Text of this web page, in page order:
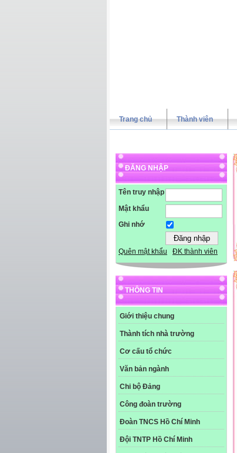
Trang chủ Thành viên
ĐĂNG NHẬP
Tên truy nhập
Mật khẩu
Ghi nhớ
Quên mật khẩu ĐK thành viên
THÔNG TIN
Giới thiệu chung
Thành tích nhà trường
Cơ cấu tổ chức
Văn bản ngành
Chi bộ Đảng
Công đoàn trường
Đoàn TNCS Hồ Chí Minh
Đội TNTP Hồ Chí Minh